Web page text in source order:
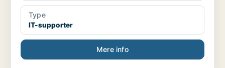
Type
IT-supporter
Mere info